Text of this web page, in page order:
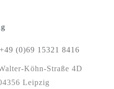
+49 (0)69 15321 8416
Köhn-Straße 4D
Leipzig